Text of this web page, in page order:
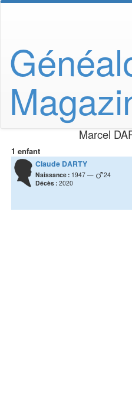
Marcel
1 enfant
Claude DARTY
Naissance : 1947
24
Décès : 2020